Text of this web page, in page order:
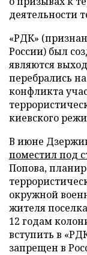
деятельности
«РДК»
России) был
являются
перебрались
конфликта
киевского
В июне
поместил под
Попова,
окружной
жителя
12 годам
вступить в
запрещен в